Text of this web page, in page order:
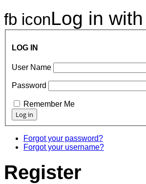
fb iconLog in
LOG IN
User Name
Password
Remember Me
Forgot your password?
Forgot your username?
Register